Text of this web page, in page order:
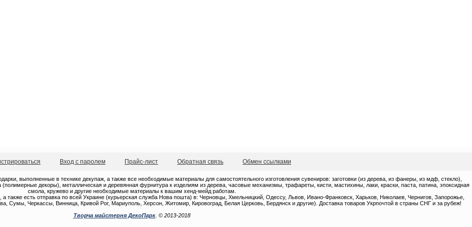
Вход с паролем Прайс-лист Обратная связь Обмен ссылками
выполненные в технике декупаж, а также все необходимые материалы для самостоятельного изготовления сувениров: заготовки (из дерева, из фанеры, из мдф, стекло),
декоры), металлическая и деревянная фурнитура к изделиям из дерева, часовые механизмы, трафареты, кисти, мастихины, лаки, краски, паста, патина, эпоксидная
смола, кружево и другие необходимые материалы к вашим хенд-мейд работам.
также есть отправка по всей Украине (курьерская служба Нова пошта) в: Черновцы, Хмельницкий, Одессу, Львов, Ивано-Франковск, Харьков, Николаев, Чернигов, Запорожье,
Сумы, Черкассы, Винница, Кривой Рог, Мариуполь, Херсон, Житомир, Кировоград, Белая Церковь, Бердянск и другие). Доставка товаров Укрпочтой в страны СНГ и за рубеж!
Творча майстерня ДекоПарк. © 2013-2018